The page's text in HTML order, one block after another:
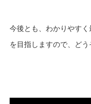
今後とも、わかりやす
を目指しますので、どう